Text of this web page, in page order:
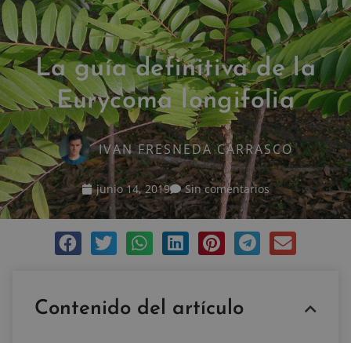
La guía definitiva de la
Eurycoma longifolia
IVAN FRESNEDA CARRASCO
junio 14, 2019 Sin comentarios
Contenido del artículo